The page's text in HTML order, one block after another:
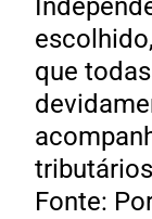
que
Fonte: